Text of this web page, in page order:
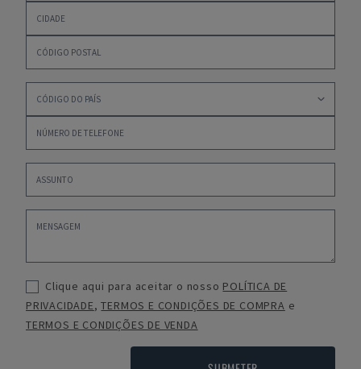
Clique aqui para aceitar o nosso POLÍTICA DE
PRIVACIDADE,TERMOS E CONDIÇÕES DE COMPRA e
TERMOS E CONDIÇÕES DE VENDA